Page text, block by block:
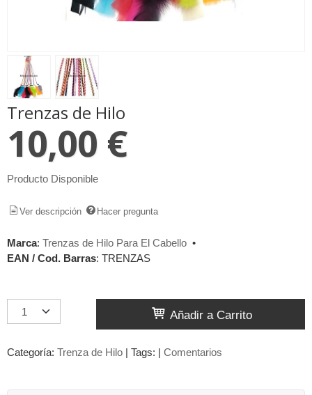
Trenzas de Hilo
10,00 €
Producto Disponible
Ver descripción Hacer pregunta
Marca: Trenzas de Hilo Para El Cabello •
EAN / Cod. Barras: TRENZAS
Añadir a Carrito
Categoría: Trenza de Hilo | Tags: | Comentarios